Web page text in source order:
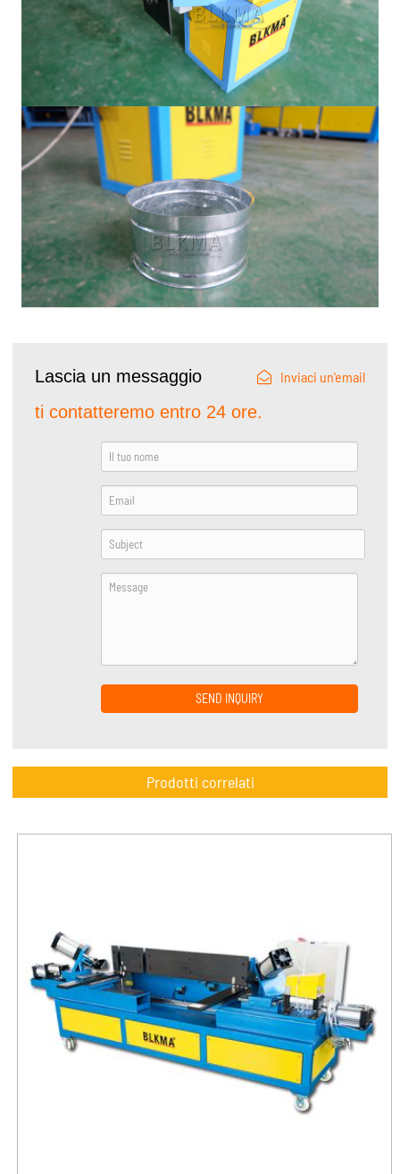
Lascia un messaggio Inviaci un'email
ti contatteremo entro 24 ore.
SEND INQUIRY
Prodotti correlati